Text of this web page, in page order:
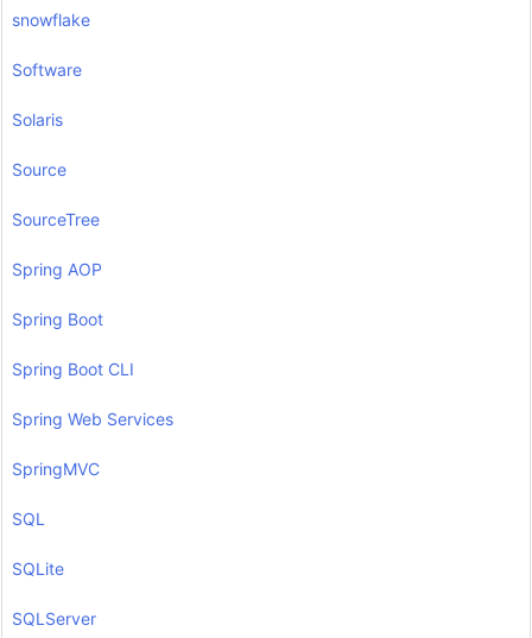
snowflake
Software
Solaris
Source
SourceTree
Spring AOP
Spring Boot
Spring Boot CLI
Spring Web Services
SpringMVC
SQL
SQLite
SQLServer